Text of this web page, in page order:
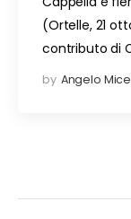
(Ortelle, 21
contributo di
by Angelo